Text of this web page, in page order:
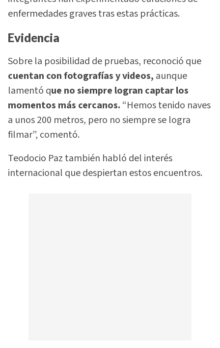
enfermedades graves tras estas prácticas.
Evidencia
Sobre la posibilidad de pruebas, reconoció que
cuentan con fotografías y videos, aunque
lamentó que no siempre logran captar los
momentos más cercanos. “Hemos tenido naves
a unos 200 metros, pero no siempre se logra
filmar”, comentó.
Teodocio Paz también habló del interés
internacional que despiertan estos encuentros.